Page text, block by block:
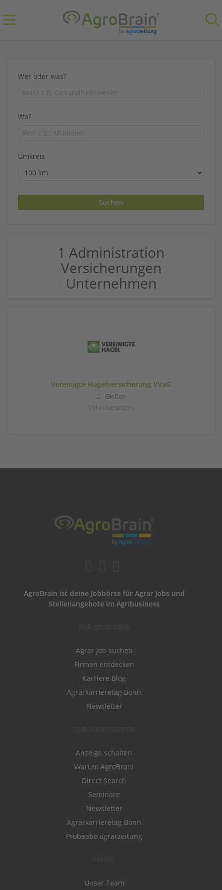
Wer oder was?
Wo?
Umkreis
1 Administration
Versicherungen
Unternehmen
Vereinigte Hagelversicherung VVaG
Gießen
Versicherungen
AgroBrain ist deine Jobbörse für Agrar Jobs und
Stellenangebote im Agribusiness
Agrar Job suchen
Firmen entdecken
Karriere Blog
Agrarkarrieretag Bonn
Newsletter
Anzeige schalten
Warum AgroBrain
Direct Search
Seminare
Newsletter
Agrarkarrieretag Bonn
Probeabo agrarzeitung
Unser Team